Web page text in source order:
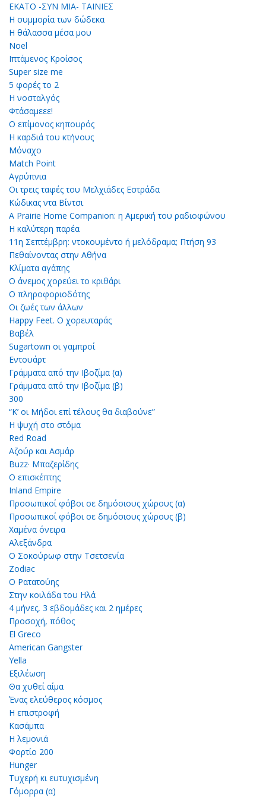
ΕΚΑΤΟ -ΣΥΝ ΜΙΑ- ΤΑΙΝΙΕΣ
Η συμμορία των δώδεκα
Η θάλασσα μέσα μου
Noel
Ιπτάμενος Κροίσος
Super size me
5 φορές το 2
Η νοσταλγός
Φτάσαμεεε!
Ο επίμονος κηπουρός
Η καρδιά του κτήνους
Μόναχο
Match Point
Αγρύπνια
Οι τρεις ταφές του Μελχιάδες Εστράδα
Κώδικας ντα Βίντσι
A Prairie Home Companion: η Αμερική του ραδιοφώνου
Η καλύτερη παρέα
11η Σεπτέμβρη: ντοκουμέντο ή μελόδραμα; Πτήση 93
Πεθαίνοντας στην Αθήνα
Κλίματα αγάπης
Ο άνεμος χορεύει το κριθάρι
Ο πληροφοριοδότης
Οι ζωές των άλλων
Happy Feet. Ο χορευταράς
Βαβέλ
Sugartown οι γαμπροί
Εντουάρτ
Γράμματα από την Ιβοζίμα (α)
Γράμματα από την Ιβοζίμα (β)
300
“Κ’ οι Μήδοι επί τέλους θα διαβούνε”
Η ψυχή στο στόμα
Red Road
Αζούρ και Ασμάρ
Buzz· Μπαζερίδης
Ο επισκέπτης
Inland Empire
Προσωπικοί φόβοι σε δημόσιους χώρους (α)
Προσωπικοί φόβοι σε δημόσιους χώρους (β)
Χαμένα όνειρα
Αλεξάνδρα
Ο Σοκούρωφ στην Τσετσενία
Zodiac
Ο Ρατατούης
Στην κοιλάδα του Ηλά
4 μήνες, 3 εβδομάδες και 2 ημέρες
Προσοχή, πόθος
El Greco
American Gangster
Yella
Εξιλέωση
Θα χυθεί αίμα
Ένας ελεύθερος κόσμος
Η επιστροφή
Κασάμπα
Η λεμονιά
Φορτίο 200
Hunger
Τυχερή κι ευτυχισμένη
Γόμορρα (α)